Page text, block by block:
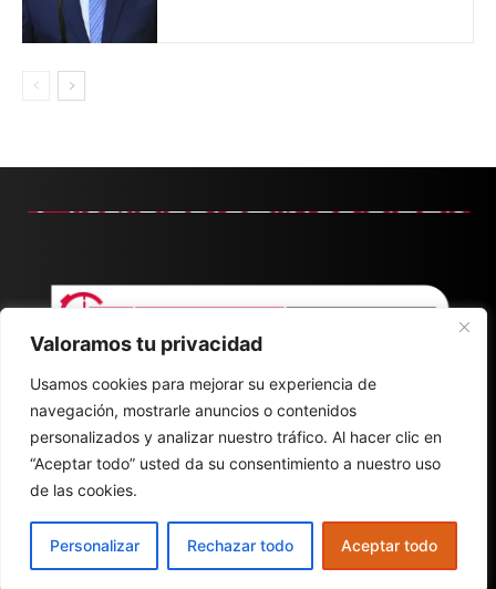
Valoramos tu privacidad
Usamos cookies para mejorar su experiencia de
navegación, mostrarle anuncios o contenidos
personalizados y analizar nuestro tráfico. Al hacer clic en
“Aceptar todo” usted da su consentimiento a nuestro uso
de las cookies.
Personalizar Rechazar todo Aceptar todo
CONTACT ABOUT POLÍTICA DE PRIVACIDAD